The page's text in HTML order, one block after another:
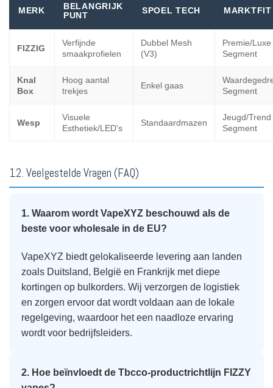
MERK
BELANGRIJK
PUNT
SPOEL TECH MARKTFIT
FIZZIG
Verfijnde
smaakprofielen
Dubbel Mesh
(V3)
Premie/Luxe
Segment
Knal
Box
Hoog aantal
trekjes
Enkel gaas
Segment
Wesp
Visuele
Esthetiek/LED's
Standaardmazen
Jeugd/Trend
Segment
12. Veelgestelde Vragen (FAQ)
1. Waarom wordt VapeXYZ beschouwd als de
beste voor wholesale in de EU?
VapeXYZ biedt gelokaliseerde levering aan landen
zoals Duitsland, België en Frankrijk met diepe
kortingen op bulkorders. Wij verzorgen de logistiek
en zorgen ervoor dat wordt voldaan aan de lokale
regelgeving, waardoor het een naadloze ervaring
wordt voor bedrijfsleiders.
2. Hoe beïnvloedt de Tbcco-productrichtlijn FIZZY